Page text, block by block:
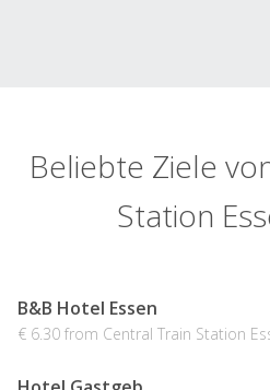
Beliebte Ziele
Station
B&B Hotel Essen
€ 6.30 from Central Train Station